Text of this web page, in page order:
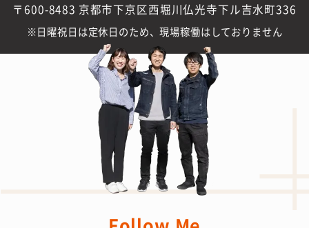
〒600-8483 京都市下京区西堀川仏光寺下ル吉水町336
日曜祝日は定休日のため、現場稼働はしておりません